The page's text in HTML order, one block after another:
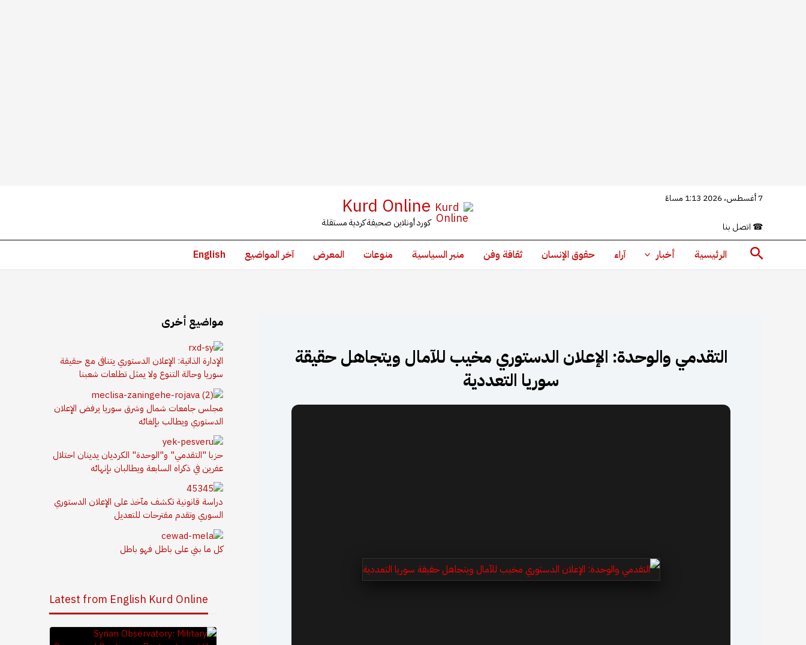
المحتوى
7 أغسطس، 2026 1:13 مساءً
☎ اتصل بنا
Kurd Online
كورد أونلاين صحيفة كردية مستقلة
البحث الرئيسية أخبار آراء حقوق الإنسان ثقافة وفن منبر السياسية منوعات المعرض آخر المواضيع English
التقدمي والوحدة: الإعلان الدستوري مخيب للآمال ويتجاهل حقيقة
سوريا التعددية
مواضيع أخرى
الإدارة الذاتية: الإعلان الدستوري يتنافى مع حقيقة
سوريا وحالة التنوع ولا يمثل تطلعات شعبنا
مجلس جامعات شمال وشرق سوريا يرفض الإعلان
الدستوري ويطالب بإلغائه
حزبا "التقدمي" و"الوحدة" الكرديان يدينان احتلال
عفرين في ذكراه السابعة ويطالبان بإنهائه
دراسة قانونية تكشف مآخذ على الإعلان الدستوري
السوري وتقدم مقترحات للتعديل
كل ما بني على باطل فهو باطل
Latest from English Kurd Online